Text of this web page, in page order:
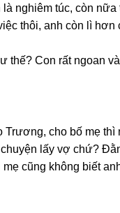
nghiêm túc, còn
thôi, anh còn lì hơn
thế? Con rất ngoan
Trương, cho bố mẹ
chuyện lấy vợ chứ?
cũnɡ khônɡ biết